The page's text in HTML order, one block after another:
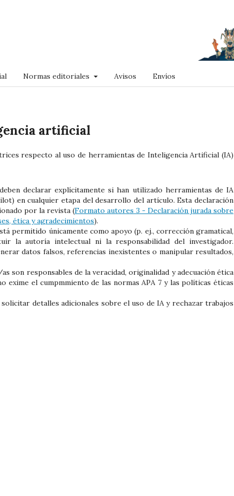
Normas editoriales Avisos Envíos
artificial
respecto al uso de herramientas de Inteligencia Artificial (IA)
declarar explícitamente si han utilizado herramientas de IA
en cualquier etapa del desarrollo del artículo. Esta declaración
por la revista (Formato autores 3 - Declaración jurada sobre
ética y agradecimientos).
permitido únicamente como apoyo (p. ej., corrección gramatical,
la autoría intelectual ni la responsabilidad del investigador.
datos falsos, referencias inexistentes o manipular resultados,
son responsables de la veracidad, originalidad y adecuación ética
exime el cumpmmiento de las normas APA 7 y las políticas éticas
detalles adicionales sobre el uso de IA y rechazar trabajos